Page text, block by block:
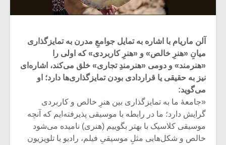
آلن ماریام با اشاره به تمایل جوامعِ مدرن به تمایزگذاری
میانِ «هنرِ خالص» و «هنرِ کاربردی» که اولی را
«هنرمند» و دومی «هنرمندِ تجاری» خلق می‌کند، اشاره‌ای
نیز به حقیقی یا قراردادی بودن تمایزگذاری‌ها دارد؛ او
می‌گوید:
«جامعۀ ما به تمایزگذاری بین هنرِ خالص و کاربردی
گرایش دارد؛ ما در رابطه با موسیقی پذیرفته‌ایم که آنچه
موسیقی کلاسیک با بهتر بگوییم (هنری) نامیده می‌شود
خالص و شکل‌هایی مثلِ موسیقیِ فیلم، رادیو یا تلویزیون